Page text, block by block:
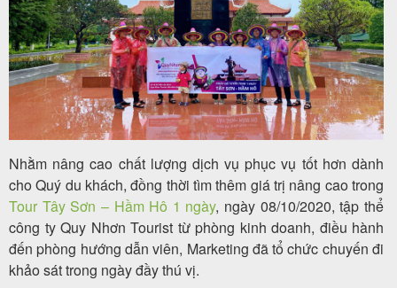
trong
nước
Combo
Nhơn
Lịch
khởi
Nhằm nâng cao chất lượng dịch vụ phục vụ tốt hơn dành
cho Quý du khách, đồng thời tìm thêm giá trị nâng cao trong
Tour Tây Sơn – Hầm Hô 1 ngày, ngày 08/10/2020, tập thể
công ty Quy Nhơn Tourist từ phòng kinh doanh, điều hành
đến phòng hướng dẫn viên, Marketing đã tổ chức chuyến đi
khảo sát trong ngày đầy thú vị.